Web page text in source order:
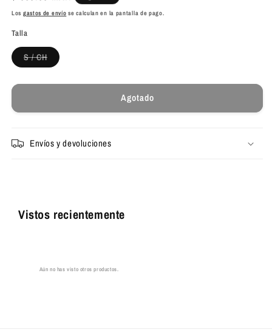
habitual
Los gastos de envío se calculan en la pantalla de pago.
Talla
S / CHVariante
agotada
no
Agotado
Envíos y devoluciones
Vistos recientemente
Aún no has visto otros productos.